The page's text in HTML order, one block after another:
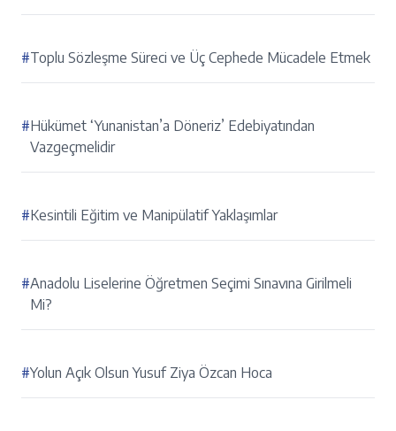
#Toplu Sözleşme Süreci ve Üç Cephede Mücadele Etmek
#Hükümet ‘Yunanistan’a Döneriz’ Edebiyatından
Vazgeçmelidir
#Kesintili Eğitim ve Manipülatif Yaklaşımlar
#Anadolu Liselerine Öğretmen Seçimi Sınavına Girilmeli
Mi?
#Yolun Açık Olsun Yusuf Ziya Özcan Hoca